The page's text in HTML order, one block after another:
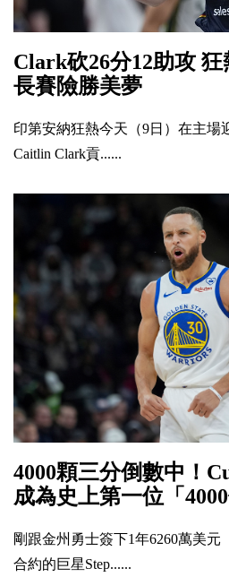
Clark砍26分12助攻
長賽險勝美夢
印第安納狂熱今天（9日）在主場
Caitlin Clark貢......
4000顆三分倒數中！
成為史上第一位「
剛跟金州勇士簽下1年6260萬美元
合約的巨星Step......